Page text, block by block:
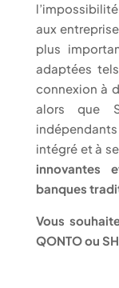
aux
plus
adaptées
connexion à
alors que
intégré et à
innovantes
banques
Vous
QONTO ou